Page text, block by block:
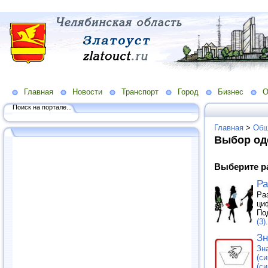
Главная Новости Транспорт Город Бизнес
Поиск на портале...
Главная >
Выбор
Выберите
(3).